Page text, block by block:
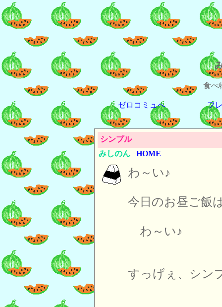
食べ
ゼロコミュへ フ
シンプル
みしのん
HOME
わ～い♪
今日のお昼ご飯
わ～い♪
すっげぇ、シン